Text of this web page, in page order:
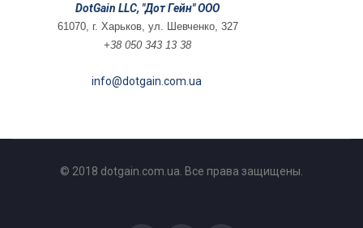
DotGain LLC, "Дот Гейн" ООО
61070, г. Харьков, ул. Шевченко, 327
+38 050 343 13 38
info@dotgain.com.ua
© 2018 dotgain.com.ua. Все права защищены.